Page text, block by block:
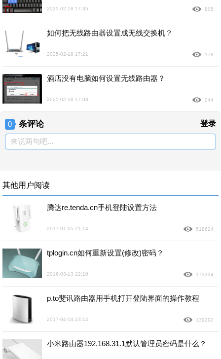
2025-02-18 17:35 805
如何把无线路由器设置成无线交换机？
2025-02-18 17:21 178
酒店没有电脑如何设置无线路由器？
2025-02-18 17:08 244
0 条评论 登录
来说两句吧...
其他用户阅读
腾达re.tenda.cn手机登陆设置方法
2017-01-05 21:14 518624
tplogin.cn如何重新设置(修改)密码？
2016-03-13 22:10 173334
p.to斐讯路由器用手机打开登陆界面的操作教程
2017-04-14 23:14 139292
小米路由器192.168.31.1默认管理员密码是什么？